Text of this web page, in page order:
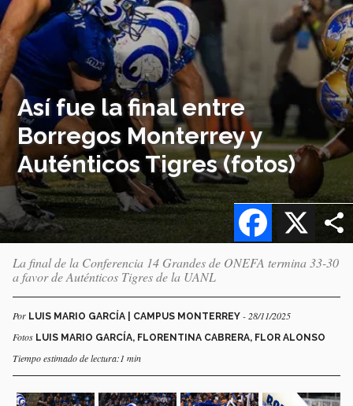
Así fue la final entre
Borregos Monterrey y
Auténticos Tigres (fotos)
X
Facebook
La final de la Conferencia 14 Grandes de ONEFA termina 33-30
a favor de Auténticos Tigres de la UANL
Por LUIS MARIO GARCÍA | CAMPUS MONTERREY - 28/11/2025
Fotos LUIS MARIO GARCÍA, FLORENTINA CABRERA, FLOR ALONSO
Tiempo estimado de lectura:1 min